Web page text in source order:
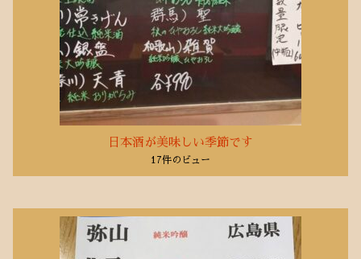
日本酒が美味しい季節です
17件のビュー